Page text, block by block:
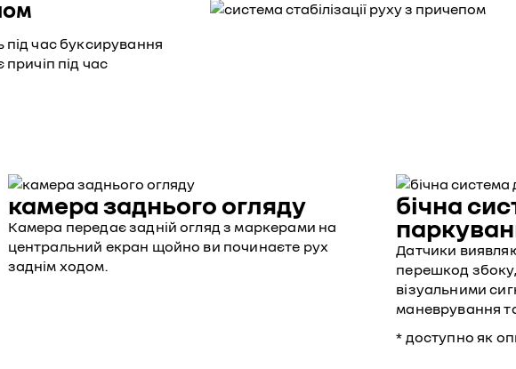
час буксирування
під час
камера заднього огляду
Камера передає задній огляд з маркерами на
центральний екран щойно ви починаєте рух
заднім ходом.
бічна
Датчики
перешкод
візуальними
маневрування
* доступно як